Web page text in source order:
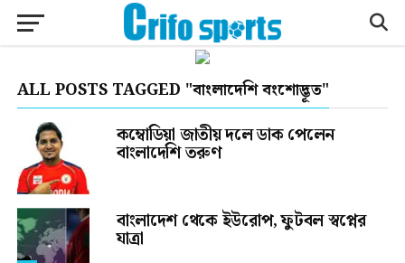
ALL POSTS TAGGED "বাংলাদেশি বংশোদ্ভূত"
কম্বোডিয়া জাতীয় দলে ডাক পেলেন
বাংলাদেশি তরুণ
বাংলাদেশ থেকে ইউরোপ, ফুটবল স্বপ্নের
যাত্রা